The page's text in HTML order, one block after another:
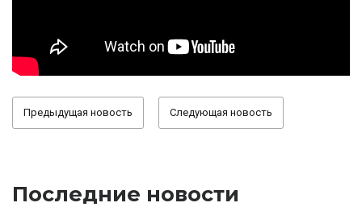
Предыдущая новость Следующая новость
Последние новости